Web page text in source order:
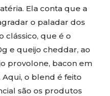
Ela conta que a
o paladar dos
clássico, que é o
e queijo cheddar, ao
provolone, bacon em
o blend é feito
são os produtos